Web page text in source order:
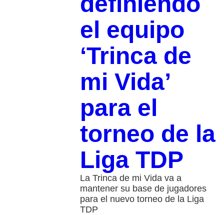
el equipo
‘Trinca de
mi Vida’
para el
torneo de la
Liga TDP
La Trinca de mi Vida va a
mantener su base de jugadores
para el nuevo torneo de la Liga
TDP